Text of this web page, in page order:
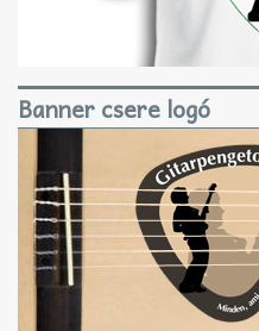
Banner csere logó